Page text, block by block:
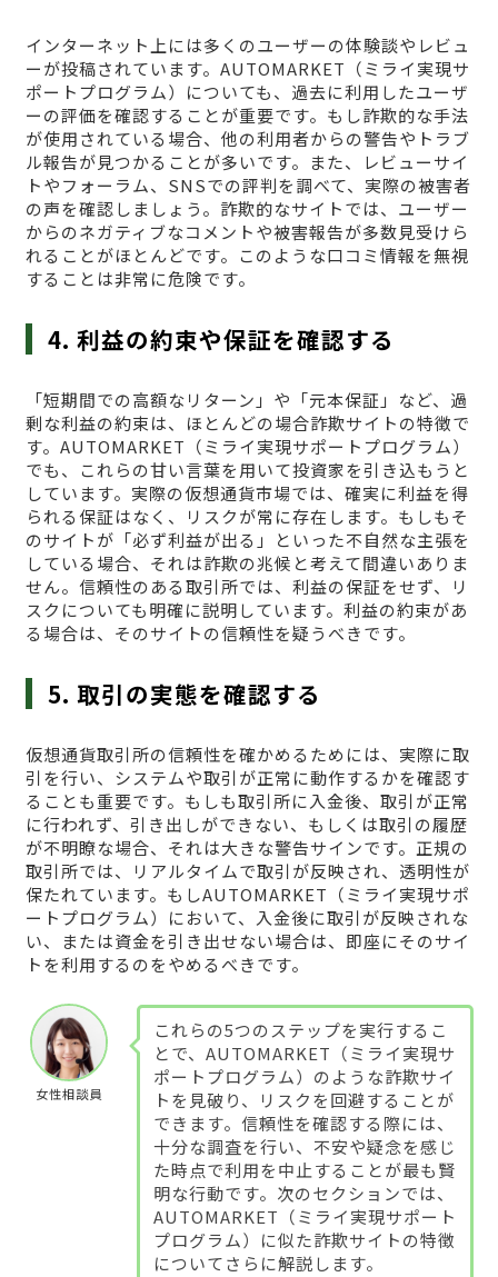
インターネット上には多くのユーザーの体験談やレビュ
ーが投稿されています。AUTOMARKET（ミライ実現サ
ポートプログラム）についても、過去に利用したユーザ
ーの評価を確認することが重要です。もし詐欺的な手法
が使用されている場合、他の利用者からの警告やトラブ
ル報告が見つかることが多いです。また、レビューサイ
トやフォーラム、SNSでの評判を調べて、実際の被害者
の声を確認しましょう。詐欺的なサイトでは、ユーザー
からのネガティブなコメントや被害報告が多数見受けら
れることがほとんどです。このような口コミ情報を無視
することは非常に危険です。
4. 利益の約束や保証を確認する
「短期間での高額なリターン」や「元本保証」など、過
剰な利益の約束は、ほとんどの場合詐欺サイトの特徴で
す。AUTOMARKET（ミライ実現サポートプログラム）
でも、これらの甘い言葉を用いて投資家を引き込もうと
しています。実際の仮想通貨市場では、確実に利益を得
られる保証はなく、リスクが常に存在します。もしもそ
のサイトが「必ず利益が出る」といった不自然な主張を
している場合、それは詐欺の兆候と考えて間違いありま
せん。信頼性のある取引所では、利益の保証をせず、リ
スクについても明確に説明しています。利益の約束があ
る場合は、そのサイトの信頼性を疑うべきです。
5. 取引の実態を確認する
仮想通貨取引所の信頼性を確かめるためには、実際に取
引を行い、システムや取引が正常に動作するかを確認す
ることも重要です。もしも取引所に入金後、取引が正常
に行われず、引き出しができない、もしくは取引の履歴
が不明瞭な場合、それは大きな警告サインです。正規の
取引所では、リアルタイムで取引が反映され、透明性が
保たれています。もしAUTOMARKET（ミライ実現サポ
ートプログラム）において、入金後に取引が反映されな
い、または資金を引き出せない場合は、即座にそのサイ
トを利用するのをやめるべきです。
女性相談員
これらの5つのステップを実行するこ
とで、AUTOMARKET（ミライ実現サ
ポートプログラム）のような詐欺サイ
トを見破り、リスクを回避することが
できます。信頼性を確認する際には、
十分な調査を行い、不安や疑念を感じ
た時点で利用を中止することが最も賢
明な行動です。次のセクションでは、
AUTOMARKET（ミライ実現サポート
プログラム）に似た詐欺サイトの特徴
についてさらに解説します。